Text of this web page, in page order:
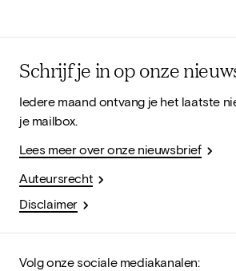
Schrijf je in op onze
Iedere maand ontvang je het laatste
je mailbox.
Lees meer over onze nieuwsbrief
Auteursrecht
Disclaimer
Volg onze sociale mediakanalen: